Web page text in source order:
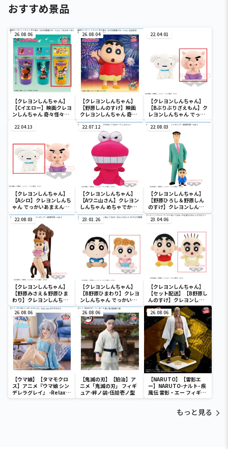
おすすめ景品
26.08.06
【クレヨンしんちゃん】
【Cイエロー】映画クレヨ
ンしんちゃん 奇々怪々！
フルカラータンブラー
26.08.04
【クレヨンしんちゃん】
【野原しんのすけ】映画
クレヨンしんちゃん 奇々
怪々！オラの妖怪バケ～
ション おおきな
SOFVIMATES～野原しん
のすけ～
22.04.01
【クレヨンしんちゃん】
【Bぶりぶりざえもん】ク
レヨンしんちゃん でっか
いあまえんぼぬいぐるみ
22.04.13
【クレヨンしんちゃん】
【Aシロ】クレヨンしんち
ゃん でっかいあまえんぼ
ぬいぐるみ
22.07.12
【クレヨンしんちゃん】
【Aワニ山さん】クレヨン
しんちゃん めちゃでかぬ
いぐるみ～ワニ山さん～
22.08.03
【クレヨンしんちゃん】
【野原ひろし＆野原しん
のすけ】クレヨンしんち
ゃん 野原家フィギュア～
家族写真～vol.1
22.08.03
【クレヨンしんちゃん】
【野原みさえ＆野原ひま
わり】クレヨンしんちゃ
ん 野原家フィギュア～家
族写真～vol.2
23.01.26
【クレヨンしんちゃん】
【B野原ひまわり】クレヨ
ンしんちゃん でっかいぬ
いぐるみ～むにゃむにゃ
オラたち野原一家だゾ～
23.04.06
【クレヨンしんちゃん】
【セット配送】【B野原し
んのすけ】クレヨンしん
ちゃん でっかいぬいぐる
み～今も昔もかわいいオ
ラだゾ～
26.08.06
【ウマ娘】【タマモクロ
ス】アニメ『ウマ娘 シン
デレラグレイ』 -Relax
time-タマモクロス
26.08.06
【鬼滅の刃】【狛治】ア
ニメ「鬼滅の刃」 フィギ
ュア-絆ノ装-伍拾壱ノ型
26.08.06
【NARUTO】【雷影エ
ー】NARUTO-ナルト- 疾
風伝 雷影・エー フィギュ
ア～五影集結…!!～
もっと見る